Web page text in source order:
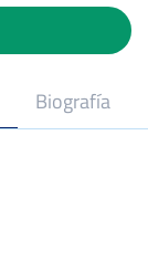
Biografía